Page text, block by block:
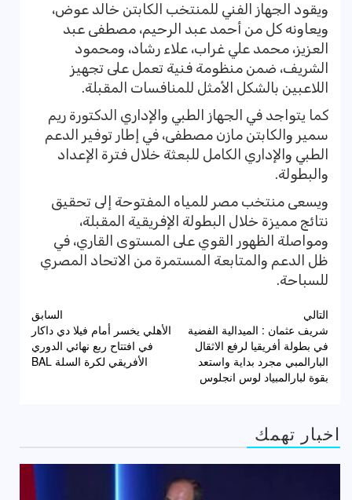
ويقود الجهاز الفني للمنتخب الكابتن خالد عوض،
ويعاونه كل من أحمد عبد الرحيم، مصطفى عبد
العزيز، محمد علي غراب، علاء رشاد، ومحمود
الشريف، ضمن منظومة فنية تعمل على تجهيز
اللاعبين بالشكل الأمثل للمنافسات المقبلة.
كما يتواجد في الجهاز الطبي والإداري الدكتورة ريم
سمير والكابتن مازن مصطفى، في إطار توفير الدعم
الطبي والإداري الكامل للبعثة خلال فترة الإعداد
والبطولة.
ويسعى منتخب مصر للمياه المفتوحة إلى تحقيق
نتائج مميزة خلال البطولة الإفريقية المقبلة،
ومواصلة الظهور القوي على المستوى القاري، في
ظل الدعم والمتابعة المستمرة من الاتحاد المصري
للسباحة.
تصفّح
المقالات
السابق
الأهلي يخسر أمام فيلا دي داكار
في افتتاح ربع نهائي الدوري
الأفريقي لكرة السلة BAL
التالي
شريف عثمان : الميدالية الفضية
في بطولة أفريقيا لرفع الاثقال
البارالمبي مجرد بداية واستعد
بقوة لبارالمبياد لوس انجلوس
اخبار تهمك